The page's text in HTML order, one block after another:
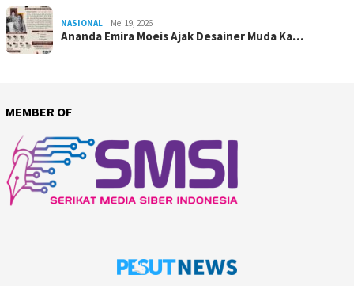
NASIONAL Mei 19, 2026
Ananda Emira Moeis Ajak Desainer Muda Ka…
MEMBER OF